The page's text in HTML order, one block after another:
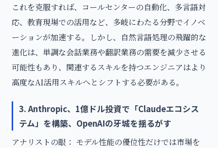
これを克服すれば、コールセンターの自動化、多言語対
応、教育現場での活用など、多岐にわたる分野でイノベ
ーションが加速する。しかし、自然言語処理の飛躍的な
進化は、単調な会話業務や翻訳業務の需要を減少させる
可能性もあり、関連するスキルを持つエンジニアはより
高度なAI活用スキルへとシフトする必要がある。
3. Anthropic、1億ドル投資で「Claudeエコシス
テム」を構築、OpenAIの牙城を揺るがす
アナリストの眼： モデル性能の優位性だけでは市場を